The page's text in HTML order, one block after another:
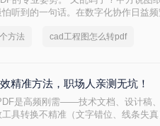
听到的一句话。在数字化协作日益频
方法 cad工程图怎么转pdf
精准方法，职场人亲测无坑！
是高频刚需——技术文档、设计稿
具转换不精准（文字错位、线条失